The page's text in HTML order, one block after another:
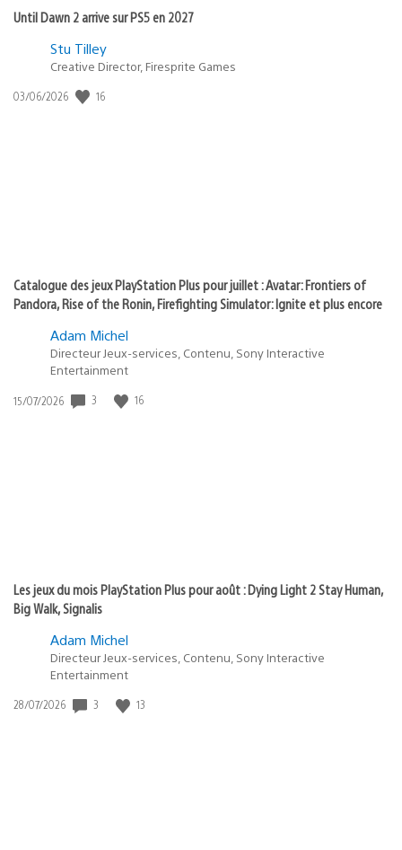
Until Dawn 2 arrive sur PS5 en 2027
Postée
:
Stu Tilley
Creative Director, Firesprite Games
Date
03/06/2026 16
Catalogue des jeux PlayStation Plus pour juillet : Avatar: Frontiers of
Pandora, Rise of the Ronin, Firefighting Simulator: Ignite et plus encore
Adam Michel
Directeur Jeux-services, Contenu, Sony Interactive
Entertainment
Date
15/07/2026 3 16
Les jeux du mois PlayStation Plus pour août : Dying Light 2 Stay Human,
Big Walk, Signalis
Adam Michel
Directeur Jeux-services, Contenu, Sony Interactive
Entertainment
Date
28/07/2026 3 13